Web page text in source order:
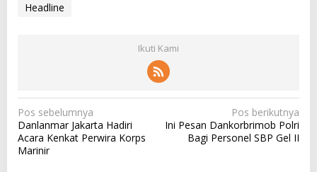
Headline
Ikuti Kami
N
a
v
Pos sebelumnya
Danlanmar Jakarta Hadiri
Acara Kenkat Perwira Korps
Marinir
Pos berikutnya
Ini Pesan Dankorbrimob Polri
Bagi Personel SBP Gel II